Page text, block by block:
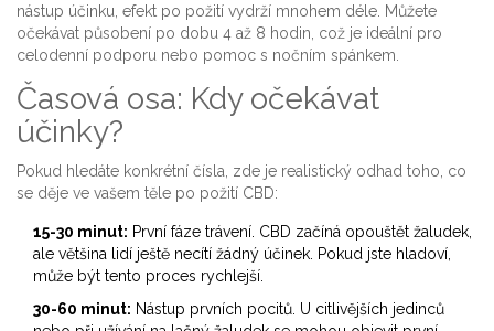
nástup účinku, efekt po požití vydrží mnohem déle. Můžete
očekávat působení po dobu 4 až 8 hodin, což je ideální pro
celodenní podporu nebo pomoc s nočním spánkem.
Časová osa: Kdy očekávat
účinky?
Pokud hledáte konkrétní čísla, zde je realistický odhad toho, co
se děje ve vašem těle po požití CBD:
15-30 minut: První fáze trávení. CBD začíná opouštět žaludek,
ale většina lidí ještě necítí žádný účinek. Pokud jste hladoví,
může být tento proces rychlejší.
30-60 minut: Nástup prvních pocitů. U citlivějších jedinců